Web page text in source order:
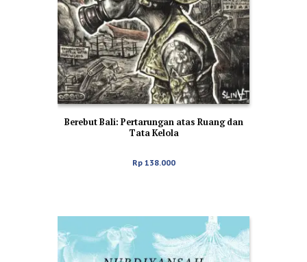
Berebut Bali: Pertarungan atas Ruang dan
Tata Kelola
Rp138.000